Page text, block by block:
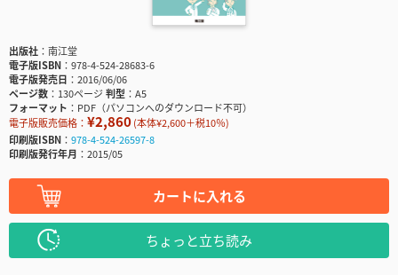
出版社
南江堂
電子版ISBN
978-4-524-28683-6
電子版発売日
2016/06/06
ページ数
130ページ判型
A5
フォーマット
PDF（パソコンへのダウンロード不可）
電子版販売価格： ¥2,860(本体¥2,600＋税10％)
印刷版ISBN
978-4-524-26597-8
印刷版発行年月
2015/05
カートに入れる
ちょっと立ち読み